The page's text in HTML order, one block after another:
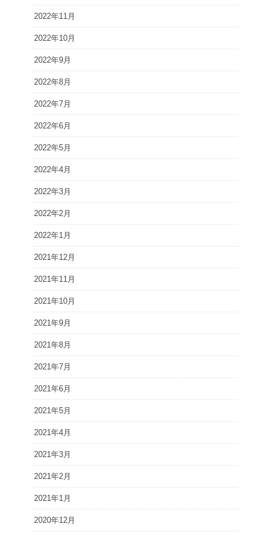
2022年11月
2022年10月
2022年9月
2022年8月
2022年7月
2022年6月
2022年5月
2022年4月
2022年3月
2022年2月
2022年1月
2021年12月
2021年11月
2021年10月
2021年9月
2021年8月
2021年7月
2021年6月
2021年5月
2021年4月
2021年3月
2021年2月
2021年1月
2020年12月